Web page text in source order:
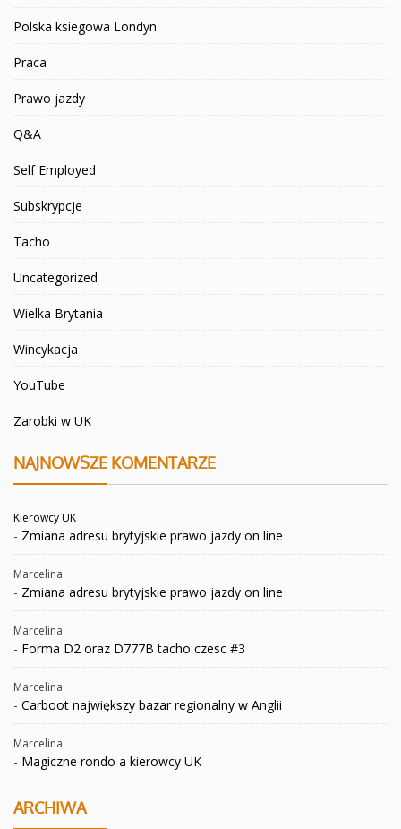
Polska ksiegowa Londyn
Praca
Prawo jazdy
Q&A
Self Employed
Subskrypcje
Tacho
Uncategorized
Wielka Brytania
Wincykacja
YouTube
Zarobki w UK
NAJNOWSZE KOMENTARZE
Kierowcy UK
- Zmiana adresu brytyjskie prawo jazdy on line
Marcelina
- Zmiana adresu brytyjskie prawo jazdy on line
Marcelina
- Forma D2 oraz D777B tacho czesc #3
Marcelina
- Carboot największy bazar regionalny w Anglii
Marcelina
- Magiczne rondo a kierowcy UK
ARCHIWA